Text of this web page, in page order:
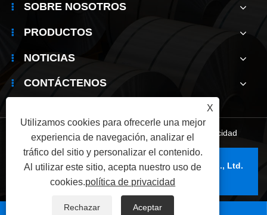
SOBRE NOSOTROS
PRODUCTOS
NOTICIAS
CONTÁCTENOS
Sitemap XML política de privacidad
Copyright © 2025 Wuxi Jianbanghaoda Steel Co., Ltd.
Reservados todos los derechos.
X
Utilizamos cookies para ofrecerle una mejor
experiencia de navegación, analizar el
tráfico del sitio y personalizar el contenido.
Al utilizar este sitio, acepta nuestro uso de
cookies.política de privacidad
Rechazar Aceptar